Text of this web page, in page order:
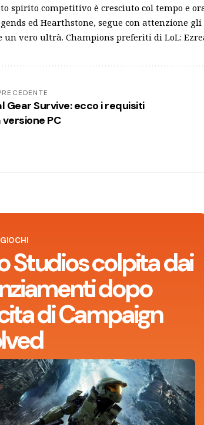
spirito competitivo è cresciuto col tempo e
ed Hearthstone, segue con attenzione
un vero ultrà. Champions preferiti di LoL:
Gear Survive: ecco i requisiti
PC
Studios colpita dai
dopo
di Campaign